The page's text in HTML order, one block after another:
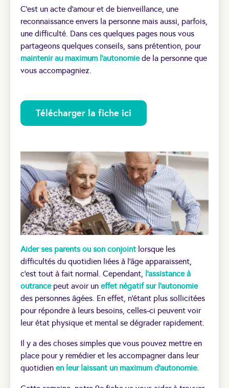
C’est un acte d’amour et de bienveillance, une
reconnaissance envers la personne mais aussi, parfois,
une difficulté. Dans ces quelques pages nous vous
partageons quelques conseils, sans prétention, pour
maintenir au maximum l’autonomiede la personne que
vous accompagniez.
Télécharger la fiche ici
Aider ses parents ou son conjoint lorsque les
difficultés du quotidien liées à l’âge apparaissent,
c’est tout à fait normal. Cependant, l’assistance à
outrancepeut avoir un effet négatif sur l’autonomie
des personnes âgées. En effet, n’étant plus sollicitées
pour répondre à leurs besoins, celles-ci peuvent voir
leur état physique et mental se dégrader rapidement.
Il y a des choses simples que vous pouvez mettre en
place pour y remédier et les accompagner dans leur
quotidien en leur laissant un maximum d’autonomie.